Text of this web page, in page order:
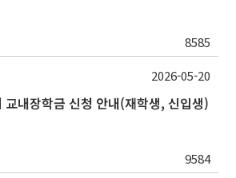
8585
내장학금 신청 안내(재학생, 신입생)
9584
2026-05-20